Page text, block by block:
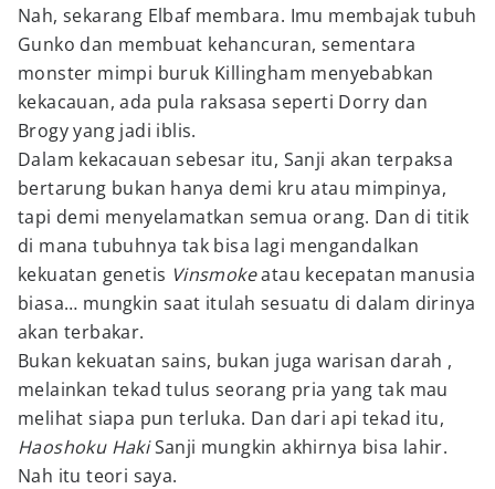
Nah, sekarang Elbaf membara. Imu membajak tubuh
Gunko dan membuat kehancuran, sementara
monster mimpi buruk Killingham menyebabkan
kekacauan, ada pula raksasa seperti Dorry dan
Brogy yang jadi iblis.
Dalam kekacauan sebesar itu, Sanji akan terpaksa
bertarung bukan hanya demi kru atau mimpinya,
tapi demi menyelamatkan semua orang. Dan di titik
di mana tubuhnya tak bisa lagi mengandalkan
kekuatan genetis Vinsmokeatau kecepatan manusia
biasa… mungkin saat itulah sesuatu di dalam dirinya
akan terbakar.
Bukan kekuatan sains, bukan juga warisan darah ,
melainkan tekad tulus seorang pria yang tak mau
melihat siapa pun terluka. Dan dari api tekad itu,
Haoshoku HakiSanji mungkin akhirnya bisa lahir.
Nah itu teori saya.